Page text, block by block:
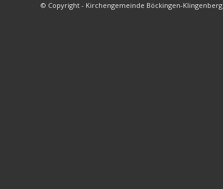
© Copyright - Kirchengemeinde Böckingen-Klingenberg